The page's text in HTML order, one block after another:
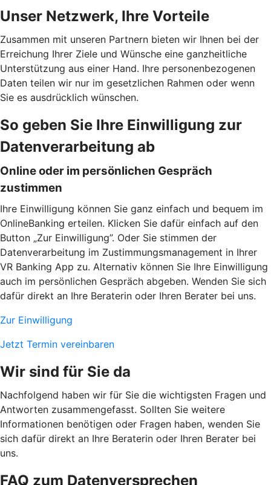
Unser Netzwerk, Ihre Vorteile
Zusammen mit unseren Partnern bieten wir Ihnen bei der
Erreichung Ihrer Ziele und Wünsche eine ganzheitliche
Unterstützung aus einer Hand. Ihre personenbezogenen
Daten teilen wir nur im gesetzlichen Rahmen oder wenn
Sie es ausdrücklich wünschen.
So geben Sie Ihre Einwilligung zur
Datenverarbeitung ab
Online oder im persönlichen Gespräch
zustimmen
Ihre Einwilligung können Sie ganz einfach und bequem im
OnlineBanking erteilen. Klicken Sie dafür einfach auf den
Button „Zur Einwilligung”. Oder Sie stimmen der
Datenverarbeitung im Zustimmungsmanagement in Ihrer
VR Banking App zu. Alternativ können Sie Ihre Einwilligung
auch im persönlichen Gespräch abgeben. Wenden Sie sich
dafür direkt an Ihre Beraterin oder Ihren Berater bei uns.
Zur Einwilligung
Jetzt Termin vereinbaren
Wir sind für Sie da
Nachfolgend haben wir für Sie die wichtigsten Fragen und
Antworten zusammengefasst. Sollten Sie weitere
Informationen benötigen oder Fragen haben, wenden Sie
sich dafür direkt an Ihre Beraterin oder Ihren Berater bei
uns.
FAQ zum Datenversprechen